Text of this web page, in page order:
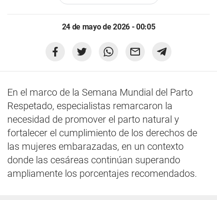
24 de mayo de 2026 - 00:05
En el marco de la Semana Mundial del Parto
Respetado, especialistas remarcaron la
necesidad de promover el parto natural y
fortalecer el cumplimiento de los derechos de
las mujeres embarazadas, en un contexto
donde las cesáreas continúan superando
ampliamente los porcentajes recomendados.